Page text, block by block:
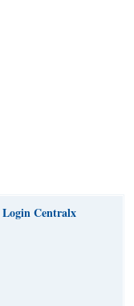
Login Centralx